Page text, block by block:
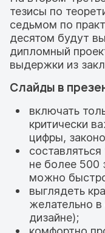
тезисы по
седьмом по
десятом будут
дипломный
выдержки из
Слайды в
включать
критически
цифры,
не более 500
можно
выглядеть
желательно
дизайне);